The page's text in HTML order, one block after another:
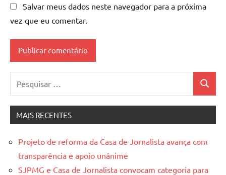
Salvar meus dados neste navegador para a próxima
vez que eu comentar.
MAIS RECENTES
Projeto de reforma da Casa de Jornalista avança com
transparência e apoio unânime
SJPMG e Casa de Jornalista convocam categoria para